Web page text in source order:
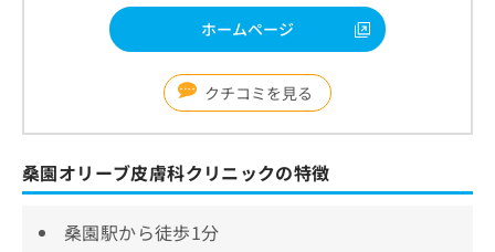
ホームページ
クチコミを見る
桑園オリーブ皮膚科クリニックの特徴
桑園駅から徒歩1分